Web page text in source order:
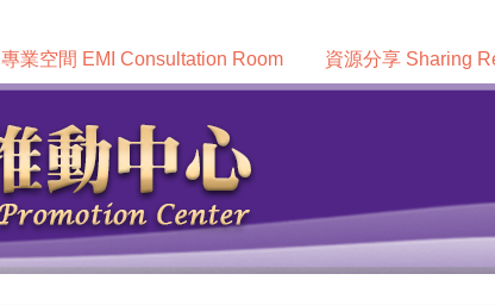
專業空間 EMI Consultation Room 資源分享 Sharing